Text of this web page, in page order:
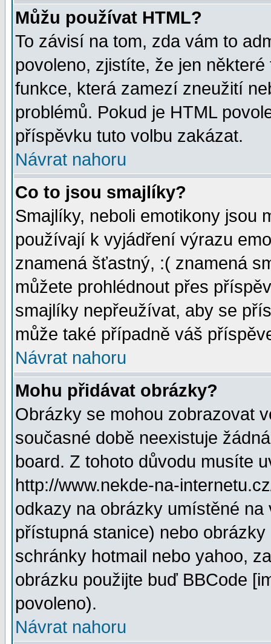
Můžu používat HTML?
To závisí na tom, zda vám to
povoleno, zjistíte, že jen
funkce, která zamezí zneužití
problémů. Pokud je HTML
příspěvku tuto volbu zakázat.
Návrat nahoru
Co to jsou smajlíky?
Smajlíky, neboli emotikony jsou
používají k vyjádření výrazu
znamená šťastný, :( znamená
můžete prohlédnout přes
smajlíky nepřeužívat, aby se
může také případně váš
Návrat nahoru
Mohu přidávat obrázky?
Obrázky se mohou zobrazovat
současné době neexistuje
board. Z tohoto důvodu musíte
http://www.nekde-na-
odkazy na obrázky umístěné
přístupná stanice) nebo
schránky hotmail nebo yahoo,
obrázku použijte buď BBCode
povoleno).
Návrat nahoru